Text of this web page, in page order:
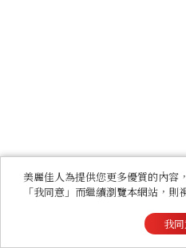
美麗佳人為提供您更多優質的內容
「我同意」而繼續瀏覽本網站，則
我